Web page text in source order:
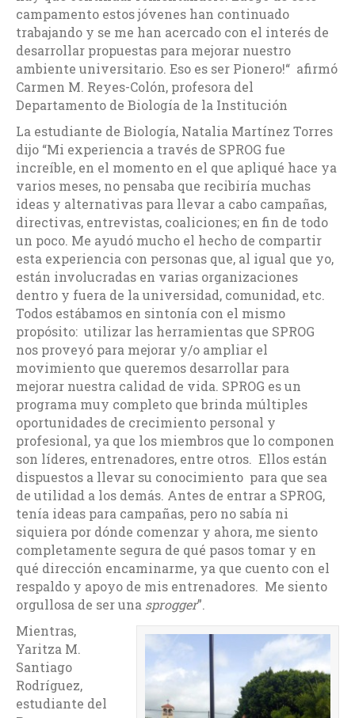
campamento estos jóvenes han continuado
trabajando y se me han acercado con el interés de
desarrollar propuestas para mejorar nuestro
ambiente universitario. Eso es ser Pionero!“ afirmó
Carmen M. Reyes-Colón, profesora del
Departamento de Biología de la Institución
La estudiante de Biología, Natalia Martínez Torres
dijo “Mi experiencia a través de SPROG fue
increíble, en el momento en el que apliqué hace ya
varios meses, no pensaba que recibiría muchas
ideas y alternativas para llevar a cabo campañas,
directivas, entrevistas, coaliciones; en fin de todo
un poco. Me ayudó mucho el hecho de compartir
esta experiencia con personas que, al igual que yo,
están involucradas en varias organizaciones
dentro y fuera de la universidad, comunidad, etc.
Todos estábamos en sintonía con el mismo
propósito: utilizar las herramientas que SPROG
nos proveyó para mejorar y/o ampliar el
movimiento que queremos desarrollar para
mejorar nuestra calidad de vida. SPROG es un
programa muy completo que brinda múltiples
oportunidades de crecimiento personal y
profesional, ya que los miembros que lo componen
son líderes, entrenadores, entre otros. Ellos están
dispuestos a llevar su conocimiento para que sea
de utilidad a los demás. Antes de entrar a SPROG,
tenía ideas para campañas, pero no sabía ni
siquiera por dónde comenzar y ahora, me siento
completamente segura de qué pasos tomar y en
qué dirección encaminarme, ya que cuento con el
respaldo y apoyo de mis entrenadores. Me siento
orgullosa de ser una sprogger”.
Mientras,
Yaritza M.
Santiago
Rodríguez,
estudiante del